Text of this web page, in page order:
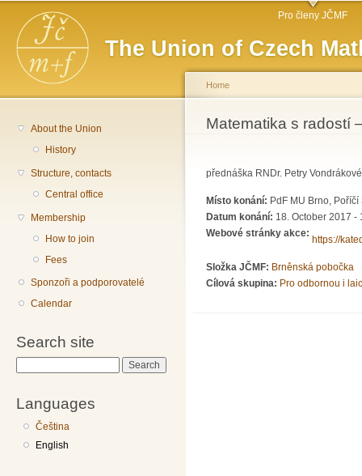
The Union of Czech
Main menu Pro členy JČMF
About the Union
History
Structure, contacts
Central office
Membership
How to join
Fees
Sponzoři a podporovatelé
Calendar
Search site
Languages
Čeština
English
You are here
Home
Matematika s radostí
přednáška RNDr. Petry
Místo konání: PdF MU Brno,
Datum konání: 18. October 2017 -
Webové stránky akce:
https://
Složka JČMF: Brněnská pobočka
Cílová skupina: Pro odbornou i